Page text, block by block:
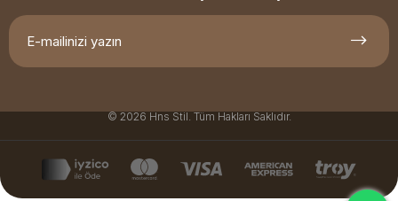
© 2026 Hns Stil. Tüm Hakları Saklıdır.